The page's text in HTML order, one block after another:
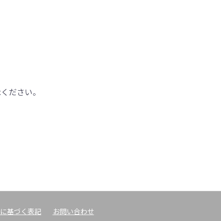
ださい。
基づく表記 お問い合わせ